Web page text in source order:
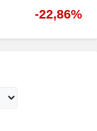
-22,86%